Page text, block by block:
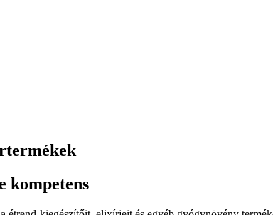
kompetens